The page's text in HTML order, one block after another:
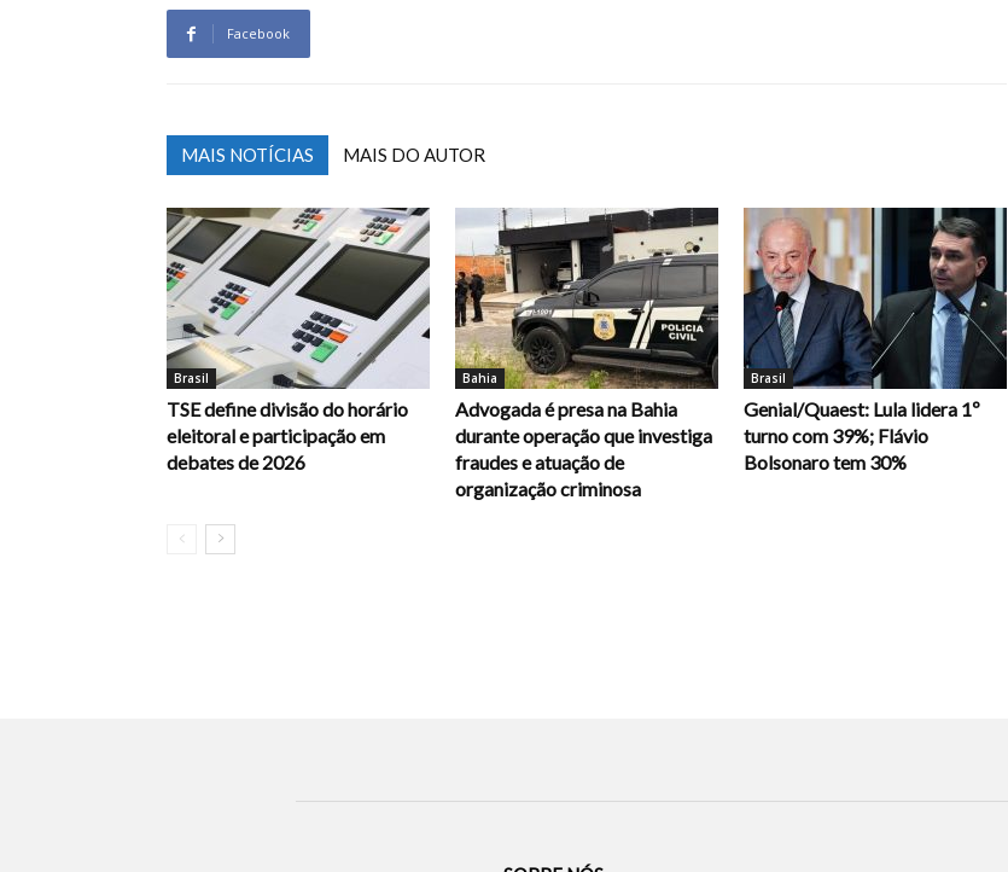
Facebook
MAIS NOTÍCIAS MAIS DO AUTOR
Brasil
TSE define divisão do horário
eleitoral e participação em
debates de 2026
Bahia
Advogada é presa na Bahia
durante operação que investiga
fraudes e atuação de
organização criminosa
Brasil
Genial/Quaest: Lula lidera 1º
turno com 39%; Flávio
Bolsonaro tem 30%